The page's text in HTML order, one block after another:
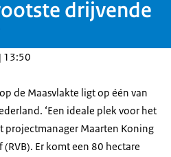
drijvende
13:50
de Maasvlakte ligt op één van
‘Een ideale plek voor het
projectmanager Maarten Koning
Er komt een 80 hectare